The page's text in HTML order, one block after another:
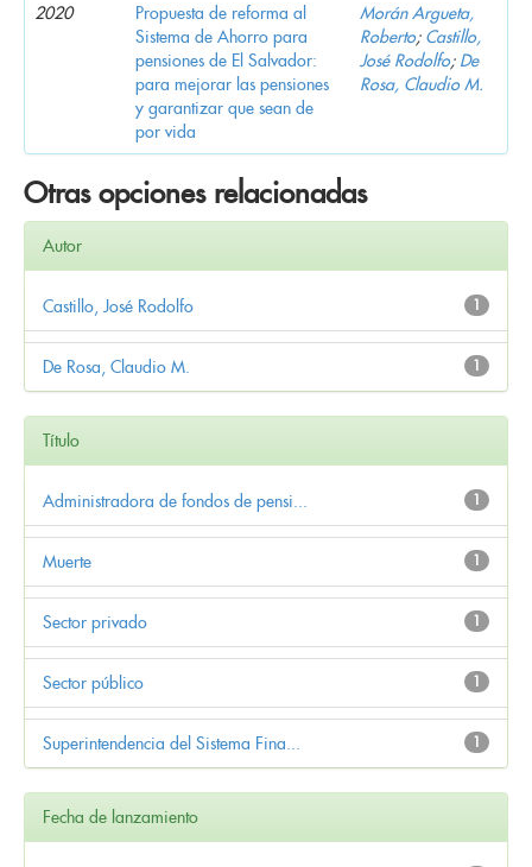
2020
Propuesta de reforma al
Sistema de Ahorro para
pensiones de El Salvador:
para mejorar las pensiones
y garantizar que sean de
por vida
Morán Argueta,
Roberto; Castillo,
José Rodolfo; De
Rosa, Claudio M.
Otras opciones relacionadas
Autor
1
Castillo, José Rodolfo
1
De Rosa, Claudio M.
Título
1
Administradora de fondos de pensi...
1
Muerte
1
Sector privado
1
Sector público
1
Superintendencia del Sistema Fina...
Fecha de lanzamiento